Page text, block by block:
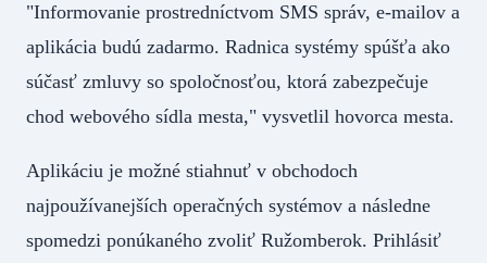
"Informovanie prostredníctvom SMS správ, e-mailov a
aplikácia budú zadarmo. Radnica systémy spúšťa ako
súčasť zmluvy so spoločnosťou, ktorá zabezpečuje
chod webového sídla mesta," vysvetlil hovorca mesta.
Aplikáciu je možné stiahnuť v obchodoch
najpoužívanejších operačných systémov a následne
spomedzi ponúkaného zvoliť Ružomberok. Prihlásiť